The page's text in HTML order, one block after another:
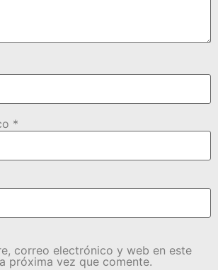
*
correo electrónico y web en este
próxima vez que comente.